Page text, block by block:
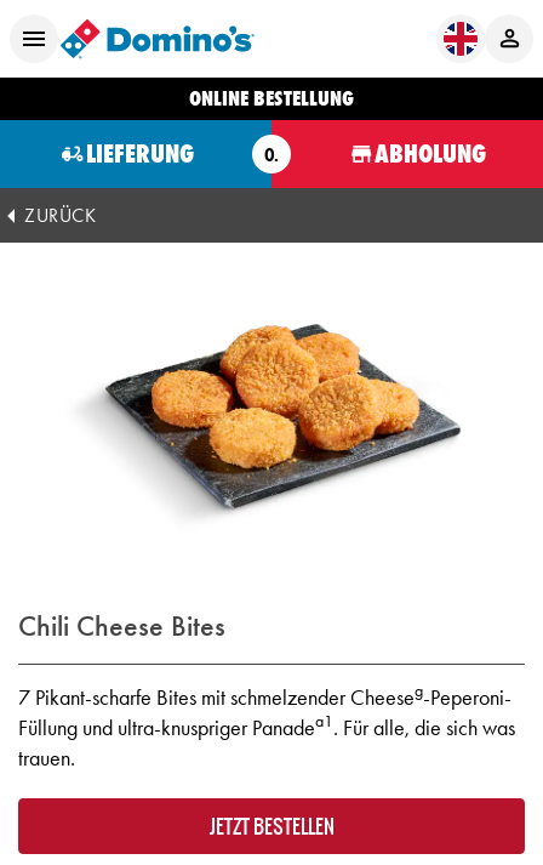
ONLINE BESTELLUNG
LIEFERUNG O. ABHOLUNG
ZURÜCK
Chili Cheese Bites
7 Pikant-scharfe Bites mit schmelzender Cheeseg-Peperoni-
Füllung und ultra-knuspriger Panadea1 . Für alle, die sich was
trauen.
JETZT BESTELLEN